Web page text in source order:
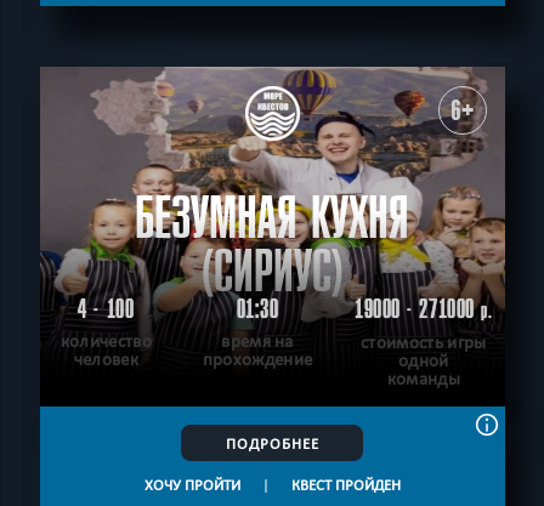
6+
БЕЗУМНАЯ КУХНЯ
(СИРИУС)
4 - 100
количество
человек
01:30
время на
прохождение
19000 - 271000р.
стоимость игры
одной
команды
ПОДРОБНЕЕ
ХОЧУ ПРОЙТИ | КВЕСТ ПРОЙДЕН